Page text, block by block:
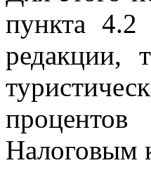
пункта
редакции,
Налоговым